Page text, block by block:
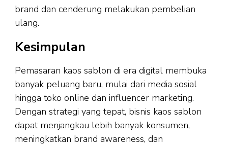
brand dan cenderung melakukan pembelian
ulang.
Kesimpulan
Pemasaran kaos sablon di era digital membuka
banyak peluang baru, mulai dari media sosial
hingga toko online dan influencer marketing.
Dengan strategi yang tepat, bisnis kaos sablon
dapat menjangkau lebih banyak konsumen,
meningkatkan brand awareness, dan